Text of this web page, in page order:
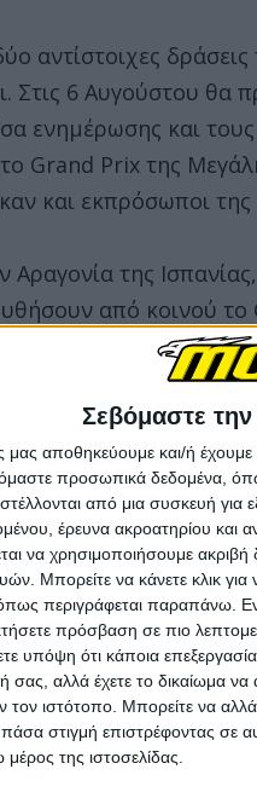
Σεβόμαστε την
μας αποθηκεύουμε και/ή
προσωπικά δεδομένα,
από μια συσκευή για
έρευνα ακροατηρίου και
να χρησιμοποιήσουμε
Μπορείτε να κάνετε κλικ για
περιγράφεται παραπάνω.
πρόσβαση σε πιο
υπόψη ότι κάποια
σας, αλλά έχετε το δικαίωμα
τον ιστότοπο. Μπορείτε να
στιγμή επιστρέφοντας σε
της ιστοσελίδας.
αντίστοιχες
Στις 6 Αυγούστου θα
ενημέρωσης και
Grand Prix της
και εκπρόσωποι
της
από κοινού το
προσέλκυσε